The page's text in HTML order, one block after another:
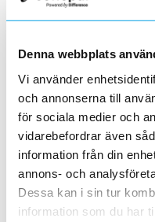
Denna webbplats
Vi använder
och annonserna till
för sociala medier och
vidarebefordrar även
information från din
annons- och
Dessa kan i sin tur
information som du har
En grundläggande
2022-03-31
Med anledning av stigande
Ecovadis ger
hållbarhetsarbete
2022-03-21
Det oberoende
hållbarhetsarbete.